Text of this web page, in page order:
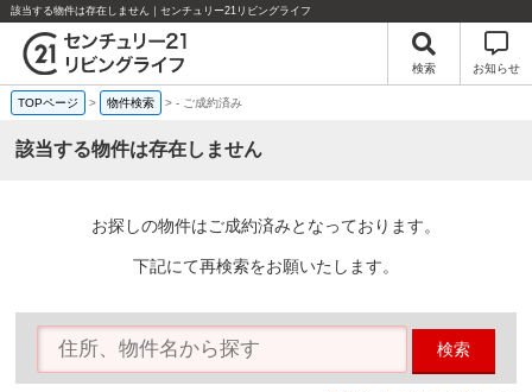
該当する物件は存在しません｜センチュリー21リビングライフ
検索 お知らせ
TOPページ > 物件検索 >- ご成約済み
該当する物件は存在しません
お探しの物件はご成約済みとなっております。
下記にて再検索をお願いたします。
検索